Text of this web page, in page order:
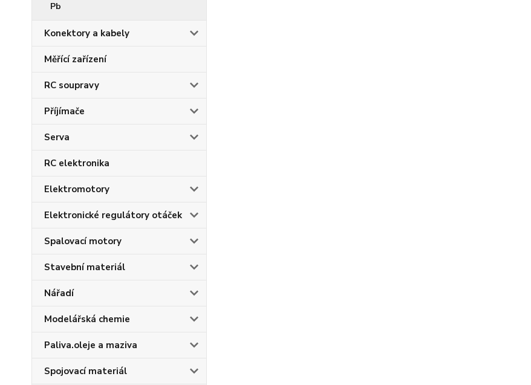
Pb
Konektory a kabely
Měřící zařízení
RC soupravy
Příjímače
Serva
RC elektronika
Elektromotory
Elektronické regulátory otáček
Spalovací motory
Stavební materiál
Nářadí
Modelářská chemie
Paliva.oleje a maziva
Spojovací materiál